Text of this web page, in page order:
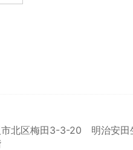
市北区梅田3-3-20 明治安田